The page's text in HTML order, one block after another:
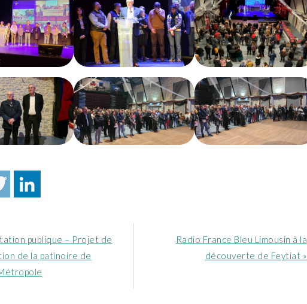
publique – Projet de
de la patinoire de
Article
Radio France Bleu Limousin à la
découverte de Feytiat »